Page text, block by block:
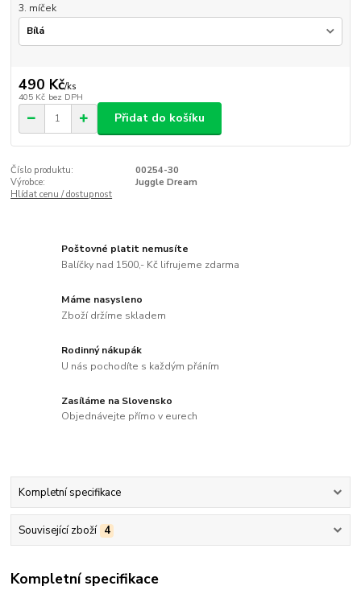
3. míček
490 Kč/ks
405 Kč bez DPH
Přidat do košíku
Číslo produktu:
00254-30
Výrobce:
Juggle Dream
Hlídat cenu / dostupnost
Poštovné platit nemusíte
Balíčky nad 1500,- Kč lifrujeme zdarma
Máme nasysleno
Zboží držíme skladem
Rodinný nákupák
U nás pochodíte s každým přáním
Zasíláme na Slovensko
Objednávejte přímo v eurech
Kompletní specifikace
Související zboží 4
Kompletní specifikace